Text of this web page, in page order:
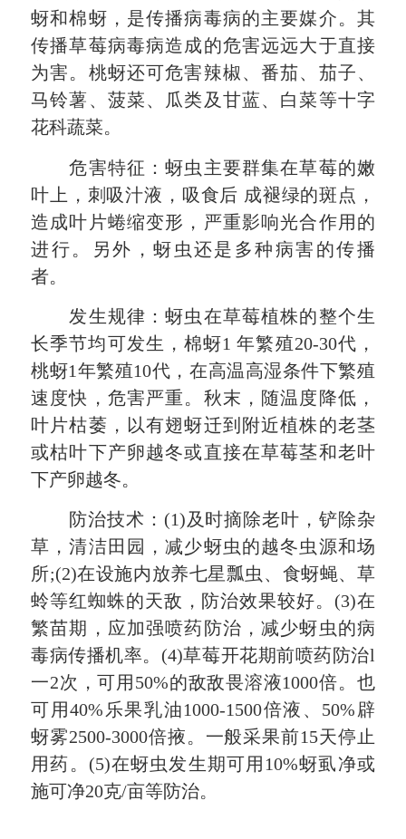
蚜和棉蚜，是传播病毒病的主要媒介。其
传播草莓病毒病造成的危害远远大于直接
为害。桃蚜还可危害辣椒、番茄、茄子、
马铃薯、菠菜、瓜类及甘蓝、白菜等十字
花科蔬菜。
危害特征：蚜虫主要群集在草莓的嫩
叶上，刺吸汁液，吸食后 成褪绿的斑点，
造成叶片蜷缩变形，严重影响光合作用的
进行。另外，蚜虫还是多种病害的传播
者。
发生规律：蚜虫在草莓植株的整个生
长季节均可发生，棉蚜1 年繁殖20-30代，
桃蚜1年繁殖10代，在高温高湿条件下繁殖
速度快，危害严重。秋末，随温度降低，
叶片枯萎，以有翅蚜迁到附近植株的老茎
或枯叶下产卵越冬或直接在草莓茎和老叶
下产卵越冬。
防治技术：(1)及时摘除老叶，铲除杂
草，清洁田园，减少蚜虫的越冬虫源和场
所;(2)在设施内放养七星瓢虫、食蚜蝇、草
蛉等红蜘蛛的天敌，防治效果较好。(3)在
繁苗期，应加强喷药防治，减少蚜虫的病
毒病传播机率。(4)草莓开花期前喷药防治l
一2次，可用50%的敌敌畏溶液1000倍。也
可用40%乐果乳油1000-1500倍液、50%辟
蚜雾2500-3000倍掖。一般采果前15天停止
用药。(5)在蚜虫发生期可用10%蚜虱净或
施可净20克/亩等防治。